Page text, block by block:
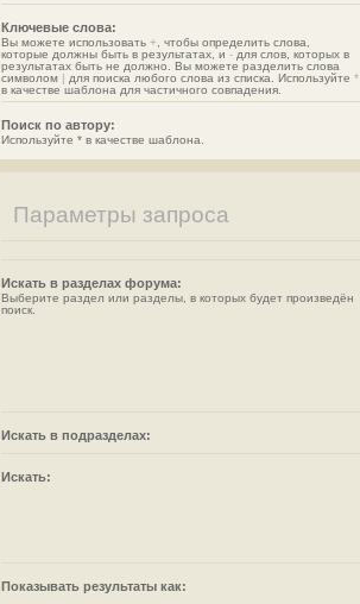
Ключевые слова:
Вы можете использовать + , чтобы определить слова,
которые должны быть в результатах, и - для слов, которых в
результатах быть не должно. Вы можете разделить слова
символом | для поиска любого слова из списка. Используйте *
в качестве шаблона для частичного совпадения.
Поиск по автору:
Используйте * в качестве шаблона.
Параметры запроса
Искать в разделах форума:
Выберите раздел или разделы, в которых будет произведён
поиск.
Искать в подразделах:
Искать:
Показывать результаты как: